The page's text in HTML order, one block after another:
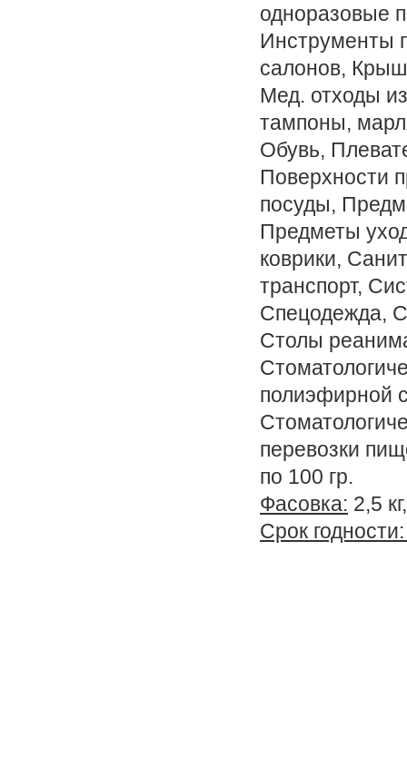
одноразовые
Инструменты
салонов,
Мед. отходы
тампоны,
Обувь,
Поверхности
посуды,
Предметы
коврики,
транспорт,
Спецодежда,
Столы
полиэфирной
перевозки
по 100 гр.
Фасовка: 2,5
Срок